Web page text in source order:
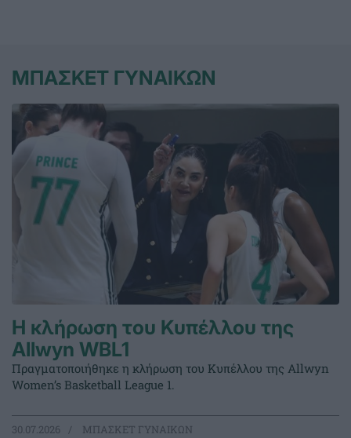
ΜΠΑΣΚΕΤ ΓΥΝΑΙΚΩΝ
Η κλήρωση του Κυπέλλου της
Allwyn WBL1
Πραγματοποιήθηκε η κλήρωση του Κυπέλλου της Allwyn
Women’s Basketball League 1.
30.07.2026 ΜΠΑΣΚΕΤ ΓΥΝΑΙΚΩΝ